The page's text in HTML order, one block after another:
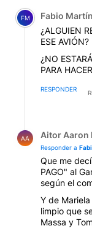
Comentario de
FM Fabio Martín
¿ALGUIEN
ESE AVIÓN?
¿NO
PARA
RESPONDER
AA Aitor Aaron
Responder a
Que me
PAGO" al
según el
Y de
limpio que
Massa y